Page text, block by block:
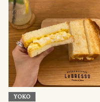
YOKO